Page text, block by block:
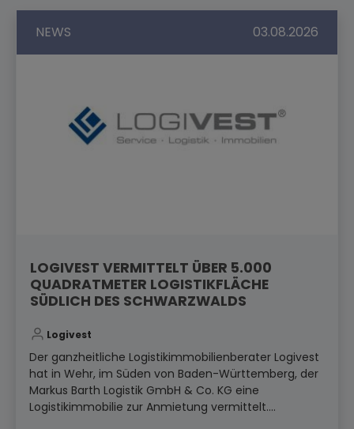
NEWS 03.08.2026
LOGIVEST VERMITTELT ÜBER 5.000
QUADRATMETER LOGISTIKFLÄCHE
SÜDLICH DES SCHWARZWALDS
Logivest
Der ganzheitliche Logistikimmobilienberater Logivest
hat in Wehr, im Süden von Baden-Württemberg, der
Markus Barth Logistik GmbH & Co. KG eine
Logistikimmobilie zur Anmietung vermittelt....